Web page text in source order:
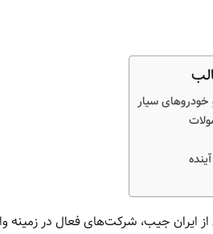
خودروهای سیار
ایران جیب، شرکت‌های فعال در زمینه